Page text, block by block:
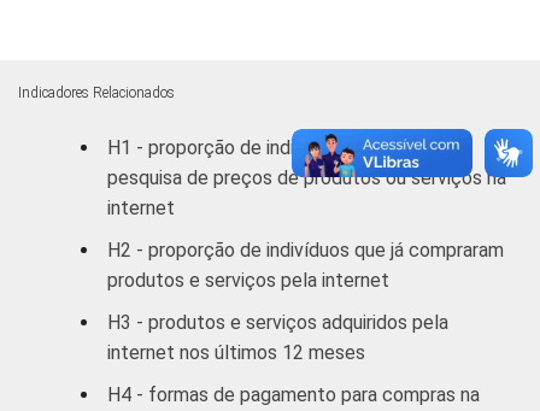
FAIXA
De 16 a 24 anos 3
De 35 a 44 anos
De 45 a 59 anos 6
60 anos ou mais 3 97
Indicadores Relacionados
H1 - proporção de indivíduos realizaram
pesquisa de preços de produtos ou serviços na
internet
H2 - proporção de indivíduos que já compraram
produtos e serviços pela internet
H3 - produtos e serviços adquiridos pela
internet nos últimos 12 meses
H4 - formas de pagamento para compras na